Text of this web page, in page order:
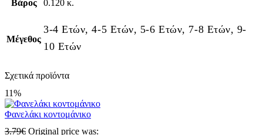
Βάρος 0.120 κ.
Μέγεθος
3-4 Ετών, 4-5 Ετών, 5-6 Ετών, 7-8 Ετών, 9-
10 Ετών
Σχετικά προϊόντα
11%
Φανελάκι κοντομάνικο
3.79€ Original price was: